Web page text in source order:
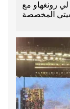
رونغهاو مع
المخصصة